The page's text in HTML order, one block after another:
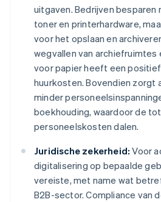
uitgaven. Bedrijven besparen
toner en printerhardware,
voor het opslaan en
wegvallen van archiefruimtes
voor papier heeft een
huurkosten. Bovendien zorgt
minder
boekhouding, waardoor de
personeelskosten dalen.
Juridische zekerheid: Voor
digitalisering op bepaalde
vereiste, met name wat
B2B-sector. Compliance van